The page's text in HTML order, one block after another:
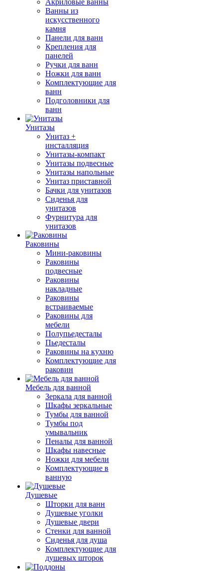
Акриловые ванны
Ванны из
искусственного
камня
Панели для ванн
Крепления для
панелей
Ручки для ванн
Ножки для ванн
Комплектующие для
ванн
Подголовники для
ванн
Унитазы
Унитаз +
инсталляция
Унитазы-компакт
Унитазы подвесные
Унитазы напольные
Унитаз приставной
Бачки для унитазов
Сиденья для
унитазов
Фурнитура для
унитазов
Раковины
Мини-раковины
Раковины
подвесные
Раковины
накладные
Раковины
встраиваемые
Раковины для
мебели
Полупьедесталы
Пьедесталы
Раковины на кухню
Комплектующие для
раковин
Мебель для ванной
Зеркала для ванной
Шкафы зеркальные
Тумбы для ванной
Тумбы под
умывальник
Пеналы для ванной
Шкафы навесные
Ножки для мебели
Комплектующие в
ванную
Душевые
Шторки для ванн
Душевые уголки
Душевые двери
Стенки для ванной
Сиденья для душа
Комплектующие для
душевых шторок